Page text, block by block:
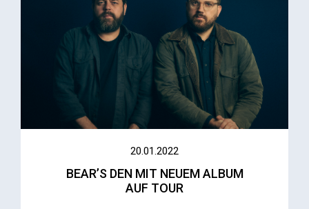
20.01.2022
BEAR’S DEN MIT NEUEM ALBUM
AUF TOUR